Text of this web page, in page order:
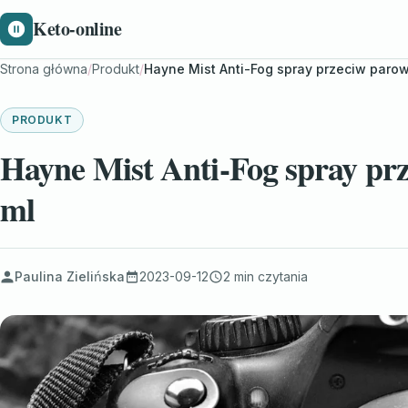
Keto-online
Strona główna/Produkt/Hayne Mist Anti-Fog spray przeciw
PRODUKT
Hayne Mist Anti-Fog spray
ml
Paulina Zielińska 2023-09-12 2 min czytania